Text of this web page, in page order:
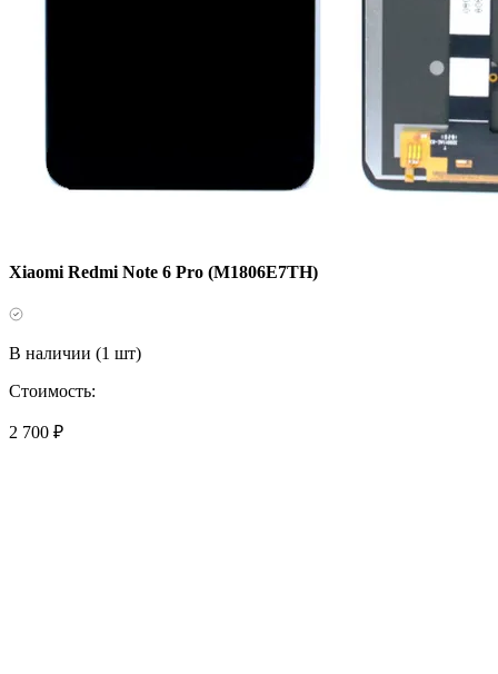
Xiaomi Redmi Note 6 Pro (M1806E7TH)
В наличии (1 шт)
Стоимость:
2 700 ₽